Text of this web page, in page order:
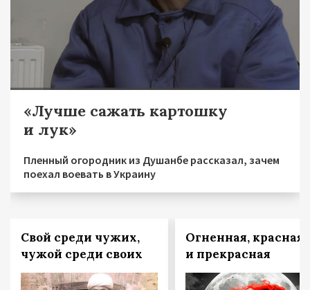
«Лучше сажать картошку
и лук»
Пленный огородник из Душанбе рассказал, зачем
поехал воевать в Украину
Свой среди чужих,
чужой среди своих
Огненная, красная
и прекрасная